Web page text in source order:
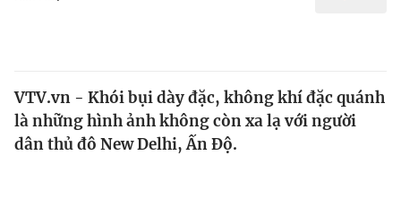
Thế giới
VTV.vn - Khói bụi dày đặc, không khí đặc quánh
là những hình ảnh không còn xa lạ với người
dân thủ đô New Delhi, Ấn Độ.